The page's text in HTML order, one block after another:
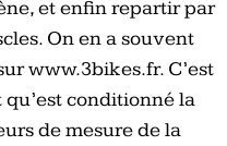
et enfin repartir par
On en a souvent
www.3bikes.fr. C’est
conditionné la
de mesure de la